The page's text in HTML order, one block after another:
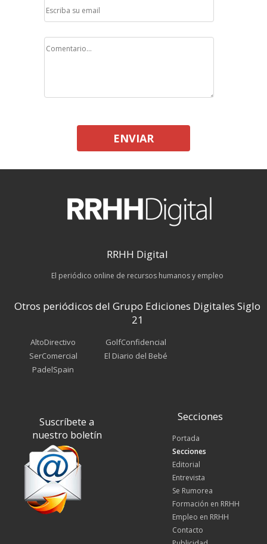
ENVIAR
RRHH Digital
El periódico online de recursos humanos y empleo
Otros periódicos del Grupo Ediciones Digitales Siglo
21
AltoDirectivo
SerComercial
PadelSpain
GolfConfidencial
El Diario del Bebé
Suscríbete a
nuestro boletín
Secciones
Portada
Secciones
Editorial
Entrevista
Se Rumorea
Formación en RRHH
Empleo en RRHH
Contacto